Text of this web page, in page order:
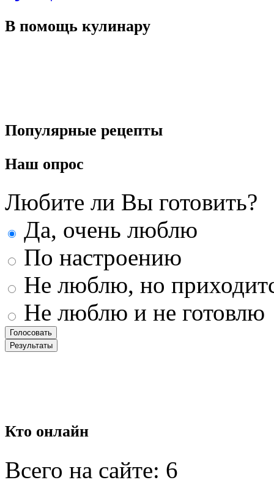
В помощь кулинару
Популярные рецепты
Наш опрос
Любите ли Вы готовить?
Да, очень люблю
По настроению
Не люблю, но
Не люблю и не готовлю
Кто онлайн
Всего на сайте: 6